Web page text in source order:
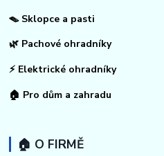
🪤 Sklopce a pasti
🌿 Pachové ohradníky
⚡ Elektrické ohradníky
🏠 Pro dům a zahradu
🏠 O FIRMĚ